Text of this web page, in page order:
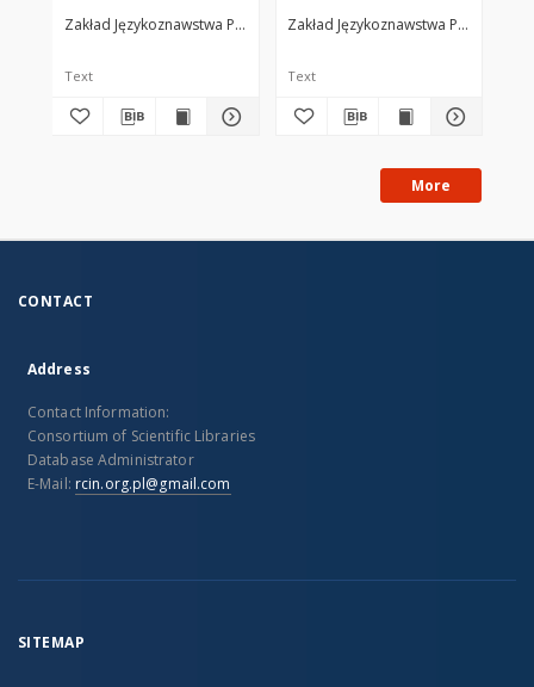
Zakład Językoznawstwa PAN w Warszawie
Text
Zakład Językoznawstwa PAN w
Text
More
CONTACT
Address
Contact Information:
Consortium of Scientific Libraries
Database Administrator
E-Mail: rcin.org.pl@gmail.com
SITEMAP